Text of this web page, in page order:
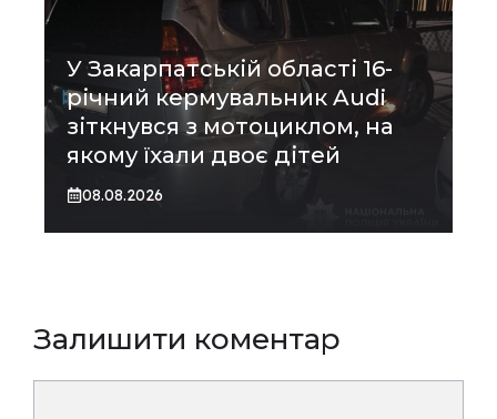
У Закарпатській області 16-
річний кермувальник Audi
зіткнувся з мотоциклом, на
якому їхали двоє дітей
08.08.2026
Залишити коментар